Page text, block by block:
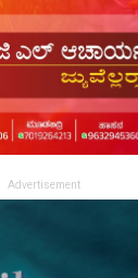
Advertisement